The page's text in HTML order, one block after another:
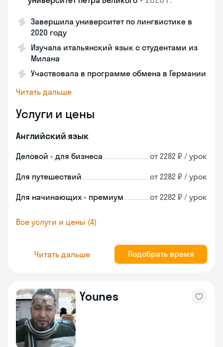
Завершила университет по лингвистике в
2020 году
Изучала итальянский язык с студентами из
Милана
Участвовала в программе обмена в Германии
Читать дальше
Услуги и цены
Английский язык
Деловой - для бизнеса от 2282 ₽ / урок
Для путешествий от 2282 ₽ / урок
Для начинающих - премиум от 2282 ₽ / урок
Все услуги и цены (4)
Читать дальше Подобрать время
Younes